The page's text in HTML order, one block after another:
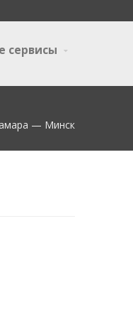
сервисы
— Минск